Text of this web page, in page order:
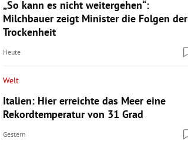
„So kann es nicht weitergehen“:
Milchbauer zeigt Minister die Folgen der
Trockenheit
Heute
Welt
Italien: Hier erreichte das Meer eine
Rekordtemperatur von 31 Grad
Gestern